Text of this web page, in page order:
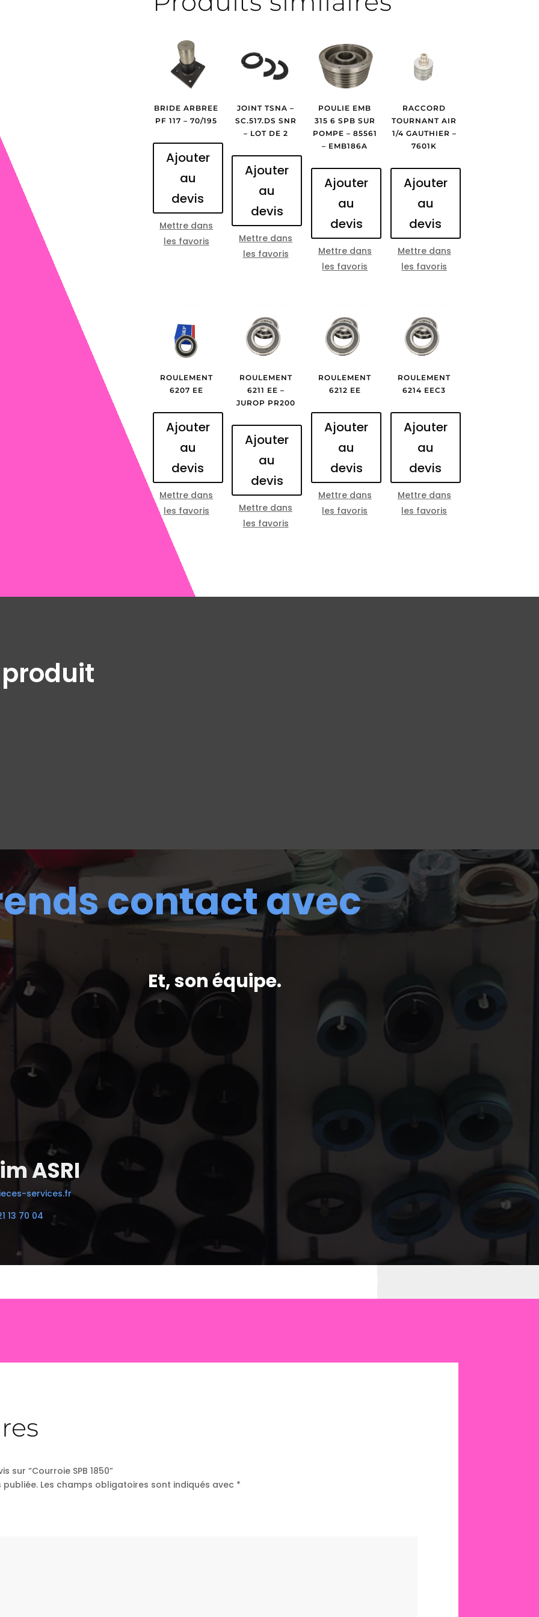
BRIDE ARBREE
PF 117 – 70/195
Ajouter
au
devis
Mettre dans
les favoris
JOINT TSNA –
SC.517.DS SNR
– LOT DE 2
Ajouter
au
devis
Mettre dans
les favoris
POULIE EMB
315 6 SPB SUR
POMPE – 85561
– EMB186A
Ajouter
au
devis
Mettre dans
les favoris
RACCORD
TOURNANT AIR
1/4 GAUTHIER –
7601K
Ajouter
au
devis
Mettre dans
les favoris
ROULEMENT
6207 EE
Ajouter
au
devis
Mettre dans
les favoris
ROULEMENT
6211 EE –
JUROP PR200
Ajouter
au
devis
Mettre dans
les favoris
ROULEMENT
6212 EE
Ajouter
au
devis
Mettre dans
les favoris
ROULEMENT
6214 EEC3
Ajouter
au
devis
Mettre dans
les favoris
contact avec
ASRI
services.fr
13 70 04
Et, son équipe.
sur “Courroie SPB 1850”
Les champs obligatoires sont indiqués avec *